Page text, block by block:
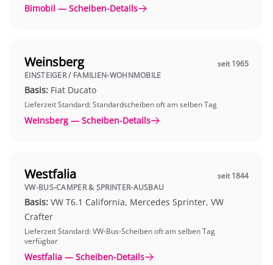
Bimobil — Scheiben-Details
Weinsberg
seit 1965
EINSTEIGER / FAMILIEN-WOHNMOBILE
Basis: Fiat Ducato
Lieferzeit Standard: Standardscheiben oft am selben Tag
Weinsberg — Scheiben-Details
Westfalia
seit 1844
VW-BUS-CAMPER & SPRINTER-AUSBAU
Basis: VW T6.1 California, Mercedes Sprinter, VW
Crafter
Lieferzeit Standard: VW-Bus-Scheiben oft am selben Tag
verfügbar
Westfalia — Scheiben-Details